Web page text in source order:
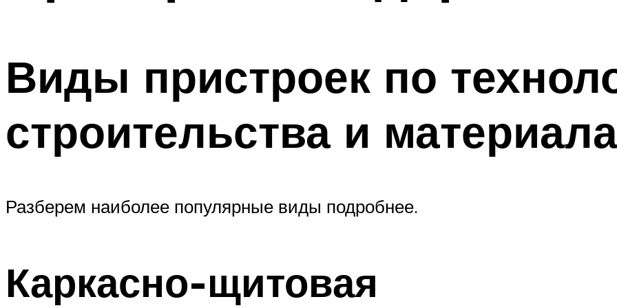
Виды пристроек по
строительства и
Разберем наиболее популярные виды подробнее.
Каркасно-щитовая